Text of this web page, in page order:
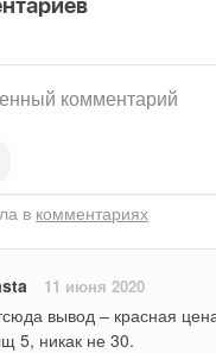
в комментариях
11 июня 2020
вывод – красная
5, никак не 30.